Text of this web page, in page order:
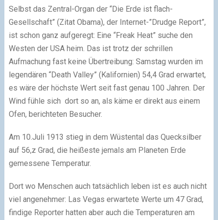
Selbst das Zentral-Organ der “Die Erde ist flach-
Gesellschaft” (Zitat Obama), der Internet-”Drudge Report”,
ist schon ganz aufgeregt: Eine “Freak Heat” suche den
Westen der USA heim. Das ist trotz der schrillen
Aufmachung fast keine Übertreibung: Samstag wurden im
legendären “Death Valley” (Kalifornien) 54,4 Grad erwartet,
es wäre der höchste Wert seit fast genau 100 Jahren. Der
Wind fühle sich dort so an, als käme er direkt aus einem
Ofen, berichteten Besucher.
Am 10.Juli 1913 stieg in dem Wüstental das Quecksilber
auf 56,z Grad, die heißeste jemals am Planeten Erde
gemessene Temperatur.
Dort wo Menschen auch tatsächlich leben ist es auch nicht
viel angenehmer: Las Vegas erwartete Werte um 47 Grad,
findige Reporter hatten aber auch die Temperaturen am